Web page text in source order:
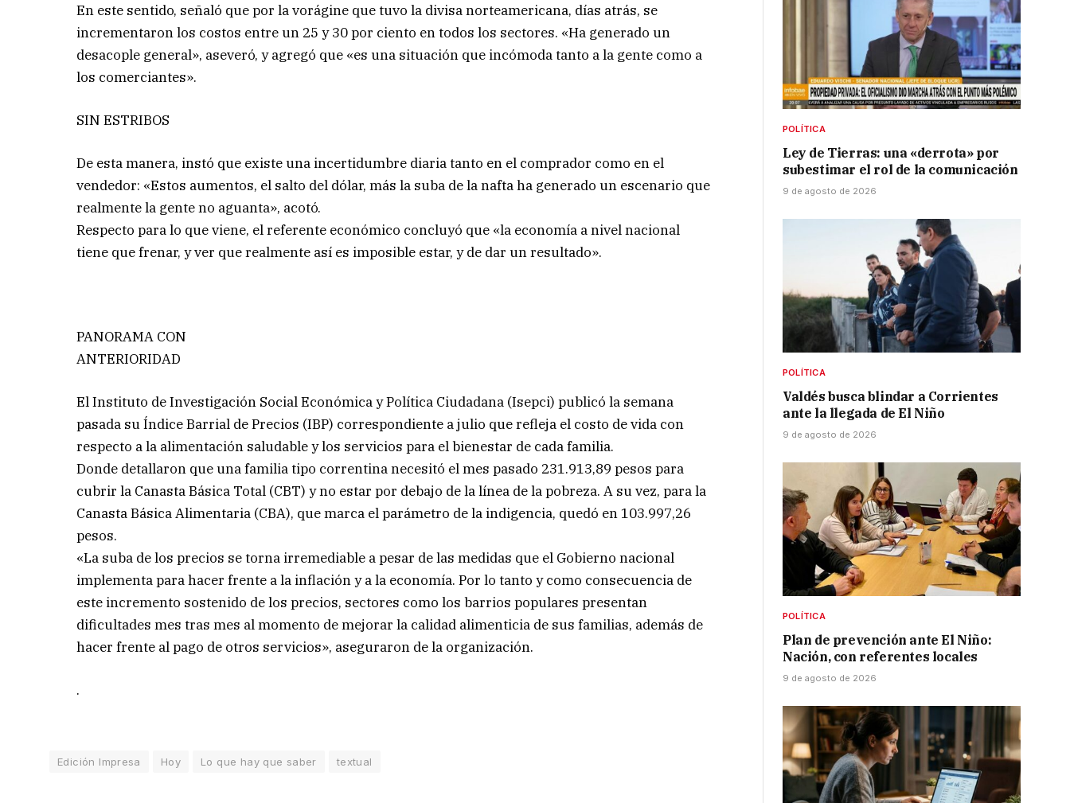
En este sentido, señaló que por la vorágine que tuvo la divisa norteamericana, días atrás, se
incrementaron los costos entre un 25 y 30 por ciento en todos los sectores. «Ha generado un
desacople general», aseveró, y agregó que «es una situación que incómoda tanto a la gente como a
los comerciantes».
SIN ESTRIBOS
De esta manera, instó que existe una incertidumbre diaria tanto en el comprador como en el
vendedor: «Estos aumentos, el salto del dólar, más la suba de la nafta ha generado un escenario que
realmente la gente no aguanta», acotó.
Respecto para lo que viene, el referente económico concluyó que «la economía a nivel nacional
tiene que frenar, y ver que realmente así es imposible estar, y de dar un resultado».
PANORAMA CON
ANTERIORIDAD
El Instituto de Investigación Social Económica y Política Ciudadana (Isepci) publicó la semana
pasada su Índice Barrial de Precios (IBP) correspondiente a julio que refleja el costo de vida con
respecto a la alimentación saludable y los servicios para el bienestar de cada familia.
Donde detallaron que una familia tipo correntina necesitó el mes pasado 231.913,89 pesos para
cubrir la Canasta Básica Total (CBT) y no estar por debajo de la línea de la pobreza. A su vez, para la
Canasta Básica Alimentaria (CBA), que marca el parámetro de la indigencia, quedó en 103.997,26
pesos.
«La suba de los precios se torna irremediable a pesar de las medidas que el Gobierno nacional
implementa para hacer frente a la inflación y a la economía. Por lo tanto y como consecuencia de
este incremento sostenido de los precios, sectores como los barrios populares presentan
dificultades mes tras mes al momento de mejorar la calidad alimenticia de sus familias, además de
hacer frente al pago de otros servicios», aseguraron de la organización.
.
Edición Impresa Hoy Lo que hay que saber textual
POLÍTICA
Ley de Tierras: una «derrota» por
subestimar el rol de la comunicación
9 de agosto de 2026
POLÍTICA
Valdés busca blindar a Corrientes
ante la llegada de El Niño
9 de agosto de 2026
POLÍTICA
Plan de prevención ante El Niño:
Nación, con referentes locales
9 de agosto de 2026